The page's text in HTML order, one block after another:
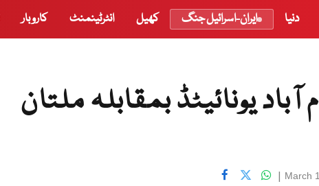
دنیا ایران-اسرائیل جنگ کھیل انٹرٹینمنٹ کاروبار
3 میچ 25: اسلام آباد یونائیٹڈ بمقابلہ ملتان
March
|